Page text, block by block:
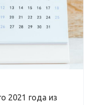
2021 года из